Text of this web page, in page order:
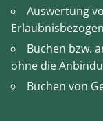
Auswertung
Buchen bzw.
ohne die
Buchen von